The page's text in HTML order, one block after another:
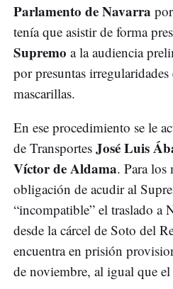
Parlamento de Navarra
tenía que asistir de forma
Supremo a la audiencia
por presuntas
mascarillas.
En ese procedimiento se le
de Transportes José Luis
Víctor de Aldama. Para los
obligación de acudir al
“incompatible” el traslado a
desde la cárcel de Soto del
encuentra en prisión
de noviembre, al igual que